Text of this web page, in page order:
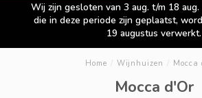
Wij zijn gesloten van 3 aug. t/m 18
die in deze periode zijn geplaatst,
19 augustus verwerkt.
Home / Wijnhuizen / Mocca
Mocca d'Or